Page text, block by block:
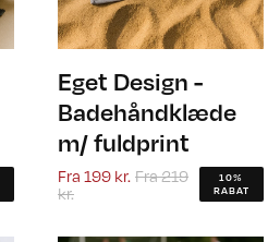
Eget Design -
Badehåndklæde
m/ fuldprint
Fra 199 kr. Fra219
kr.
10%
RABAT